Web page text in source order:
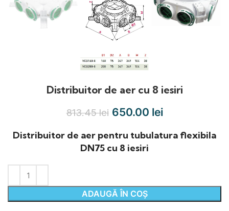
Distribuitor de aer cu 8 iesiri
813.45lei 650.00 lei
Distribuitor de aer pentru tubulatura flexibila
DN75 cu 8 iesiri
ADAUGĂ ÎN COȘ